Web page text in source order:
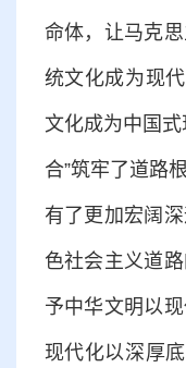
命体，让马克
统文化成为现
文化成为中国
合”筑牢了道路
有了更加宏阔
色社会主义道
予中华文明以
现代化以深厚